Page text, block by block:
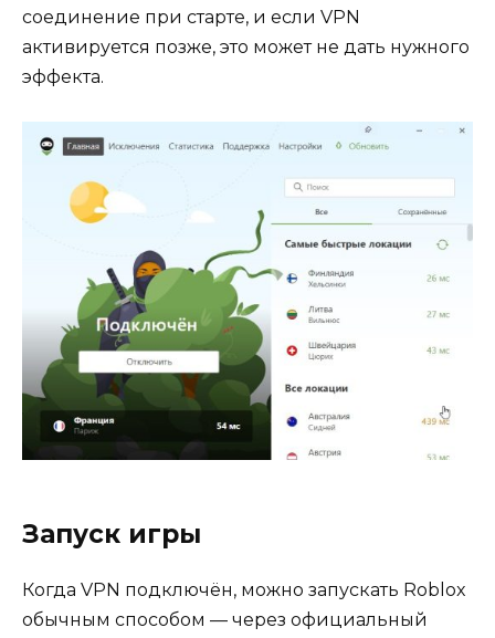
соединение при старте, и если VPN
активируется позже, это может не дать нужного
эффекта.
Запуск игры
Когда VPN подключён, можно запускать Roblox
обычным способом — через официальный